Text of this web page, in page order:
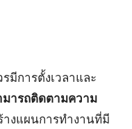
มีการตั้งเวลาและ
มารถติดตามความ
างแผนการทำงานที่มี